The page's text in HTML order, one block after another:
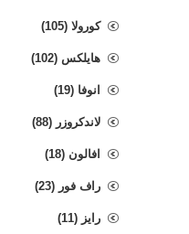
كورولا (105)
هايلكس (102)
انوفا (19)
لاندكروزر (88)
افالون (18)
راف فور (23)
رايز (11)